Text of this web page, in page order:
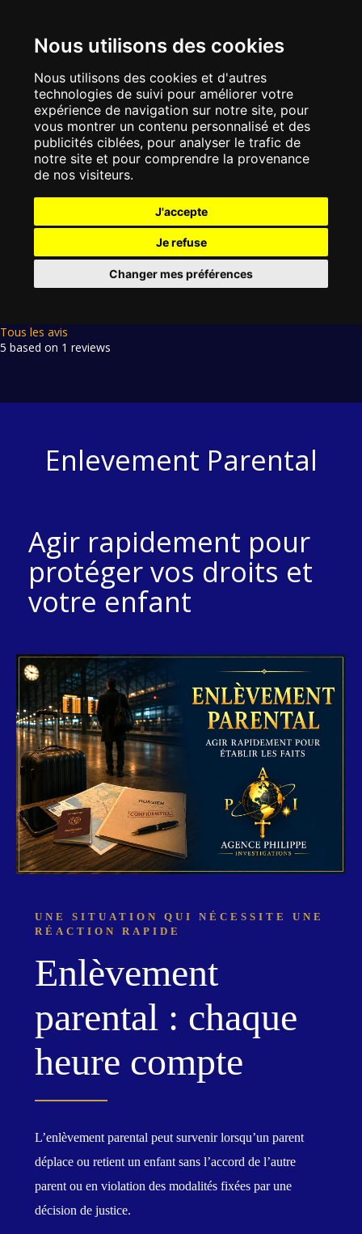
Nous utilisons des cookies
Nous utilisons des cookies et d'autres
technologies de suivi pour améliorer votre
expérience de navigation sur notre site, pour
vous montrer un contenu personnalisé et des
publicités ciblées, pour analyser le trafic de
notre site et pour comprendre la provenance
de nos visiteurs.
J'accepte
Je refuse
Changer mes préférences
Tous les avis
5 based on 1 reviews
Enlevement Parental
Agir rapidement pour
protéger vos droits et
votre enfant